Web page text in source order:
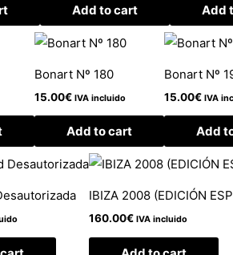
Add to cart Add
Bonart Nº 180
15.00€ IVA incluido
Add to cart
Bonart Nº
15.00€ IVA
Add
IBIZA 2008 (EDICIÓN
160.00€ IVA incluido